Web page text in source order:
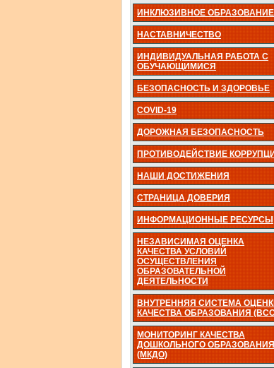
ИНКЛЮЗИВНОЕ ОБРАЗОВАНИЕ
НАСТАВНИЧЕСТВО
ИНДИВИДУАЛЬНАЯ РАБОТА С
ОБУЧАЮЩИМИСЯ
БЕЗОПАСНОСТЬ И ЗДОРОВЬЕ
COVID-19
ДОРОЖНАЯ БЕЗОПАСНОСТЬ
ПРОТИВОДЕЙСТВИЕ
НАШИ ДОСТИЖЕНИЯ
СТРАНИЦА ДОВЕРИЯ
ИНФОРМАЦИОННЫЕ РЕСУРСЫ
НЕЗАВИСИМАЯ ОЦЕНКА
КАЧЕСТВА УСЛОВИЙ
ОСУЩЕСТВЛЕНИЯ
ОБРАЗОВАТЕЛЬНОЙ
ДЕЯТЕЛЬНОСТИ
ВНУТРЕННЯЯ СИСТЕМА
КАЧЕСТВА ОБРАЗОВАНИЯ
МОНИТОРИНГ КАЧЕСТВА
ДОШКОЛЬНОГО ОБРАЗОВАНИЯ
(МКДО)